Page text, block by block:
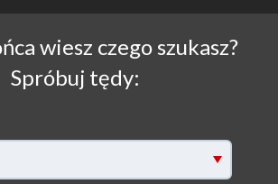
wiesz czego szukasz?
Spróbuj tędy: